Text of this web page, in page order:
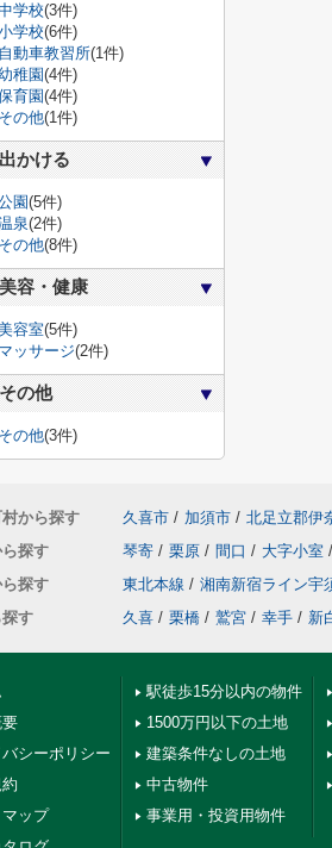
学校(3件)
学校(6件)
自動車教習所(1件)
稚園(4件)
育園(4件)
その他(1件)
出かける
園(5件)
泉(2件)
その他(8件)
美容・健康
容室(5件)
マッサージ(2件)
その他
その他(3件)
から探す 久喜市 / 加須市 / 北足立郡伊
探す
琴寄 / 栗原 / 間口 / 大字小室 /
探す
東北本線 / 湘南新宿ライン宇
す
久喜 / 栗橋 / 鷲宮 / 幸手 / 新
シーポリシー
ップ
駅徒歩15分以内の物件
1500万円以下の土地
建築条件なしの土地
中古物件
事業用・投資用物件